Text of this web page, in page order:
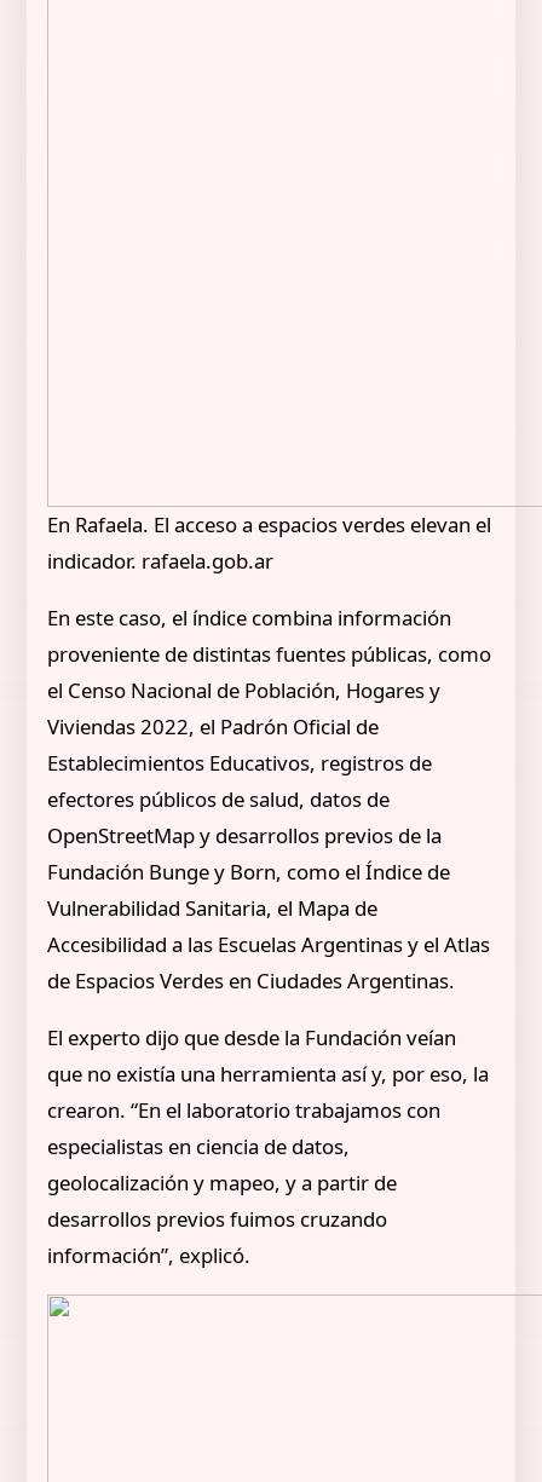
En Rafaela. El acceso a espacios verdes elevan el
indicador. rafaela.gob.ar
En este caso, el índice combina información
proveniente de distintas fuentes públicas, como
el Censo Nacional de Población, Hogares y
Viviendas 2022, el Padrón Oficial de
Establecimientos Educativos, registros de
efectores públicos de salud, datos de
OpenStreetMap y desarrollos previos de la
Fundación Bunge y Born, como el Índice de
Vulnerabilidad Sanitaria, el Mapa de
Accesibilidad a las Escuelas Argentinas y el Atlas
de Espacios Verdes en Ciudades Argentinas.
El experto dijo que desde la Fundación veían
que no existía una herramienta así y, por eso, la
crearon. “En el laboratorio trabajamos con
especialistas en ciencia de datos,
geolocalización y mapeo, y a partir de
desarrollos previos fuimos cruzando
información”, explicó.